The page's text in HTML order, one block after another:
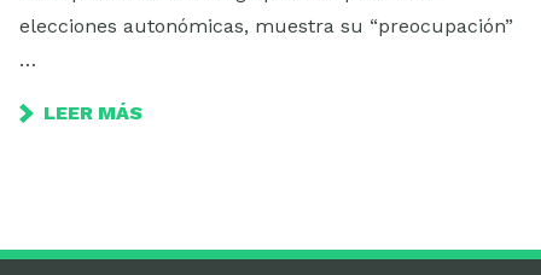
elecciones autonómicas, muestra su “preocupación”
…
LEER MÁS